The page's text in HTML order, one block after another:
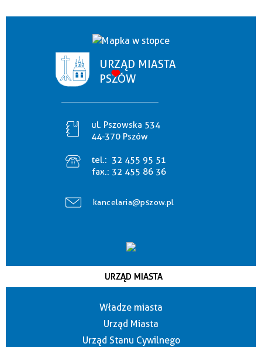
URZĄD MIASTA
PSZÓW
ul. Pszowska 534
44-370 Pszów
tel.: 32 455 95 51
fax.: 32 455 86 36
kancelaria@pszow.pl
URZĄD MIASTA
Władze miasta
Urząd Miasta
Urząd Stanu Cywilnego